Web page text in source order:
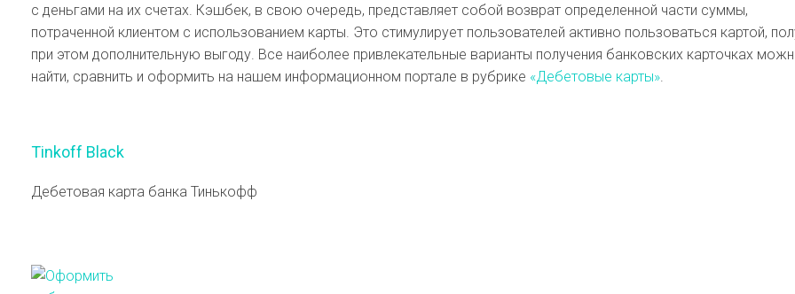
с деньгами на их счетах. Кэшбек, в свою очередь, представляет собой возврат определенной части суммы,
потраченной клиентом с использованием карты. Это стимулирует пользователей активно пользоваться картой,
при этом дополнительную выгоду. Все наиболее привлекательные варианты получения банковских карточках
найти, сравнить и оформить на нашем информационном портале в рубрике «Дебетовые карты».
Tinkoff Black
Дебетовая карта банка Тинькофф